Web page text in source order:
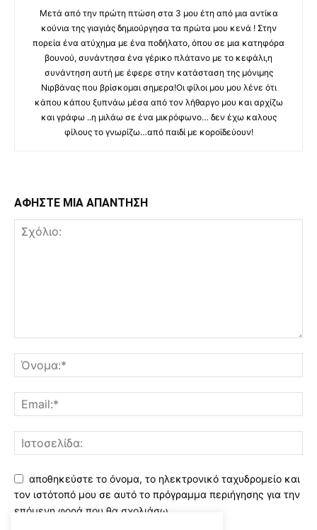
Μετά από την πρώτη πτώση στα 3 μου έτη από μια αντίκα
κούνια της γιαγιάς δημιούργησα τα πρώτα μου κενά ! Στην
πορεία ένα ατύχημα με ένα ποδήλατο, όπου σε μια κατηφόρα
βουνού, συνάντησα ένα γέρικο πλάτανο με το κεφάλι,η
συνάντηση αυτή με έφερε στην κατάσταση της μόνιμης
Νιρβάνας που βρίσκομαι σημερα!Οι φίλοι μου μου λένε ότι
κάπου κάπου ξυπνάω μέσα από τον λήθαργο μου και αρχίζω
και γράφω ..η μιλάω σε ένα μικρόφωνο… δεν έχω καλους
φίλους το γνωρίζω…από παιδί με κοροϊδεύουν!
ΑΦΗΣΤΕ ΜΙΑ ΑΠΑΝΤΗΣΗ
αποθηκεύστε το όνομα, το ηλεκτρονικό ταχυδρομείο και
τον ιστότοπό μου σε αυτό το πρόγραμμα περιήγησης για την
επόμενη φορά που θα σχολιάσω.